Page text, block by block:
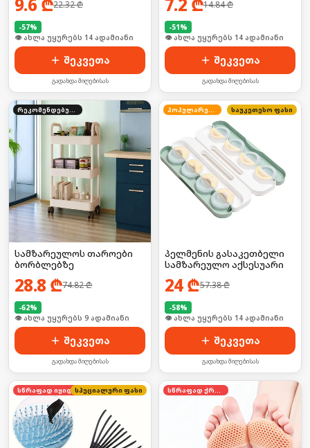
22.32₾
-57%
🛒 ბოლო 24სთ-ში იყიდა 23-მა
შეკვეთა
გადახდა მიღებისას
14.84₾
-51%
🛒 ბოლო 24სთ-ში იყიდა 24-მა
შეკვეთა
გადახდა მიღებისას
რეკომენდებული
სამზარეულოს თაროები
ბორბლებზე
28.8 ₾74.82₾
-62%
🛒 ბოლო 24სთ-ში იყიდა 13-მა
შეკვეთა
გადახდა მიღებისას
პოპულარული საუკეთესო ფასი
პელმენის გასაკეთბელი
სამზარეულო აქსესუარი
24₾57.38₾
-58%
🛒 ბოლო 24სთ-ში იყიდა 18-მა
შეკვეთა
გადახდა მიღებისას
სწრაფად იყიდება
სპეციალური ფასი სწრაფად ქრება